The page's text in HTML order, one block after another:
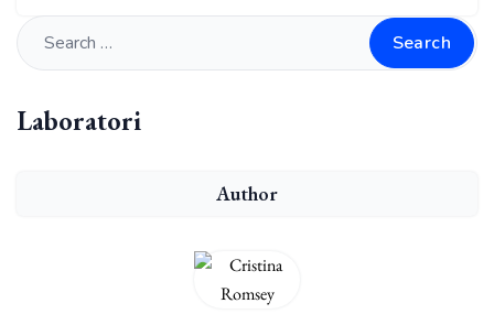
Search
Laboratori
Author